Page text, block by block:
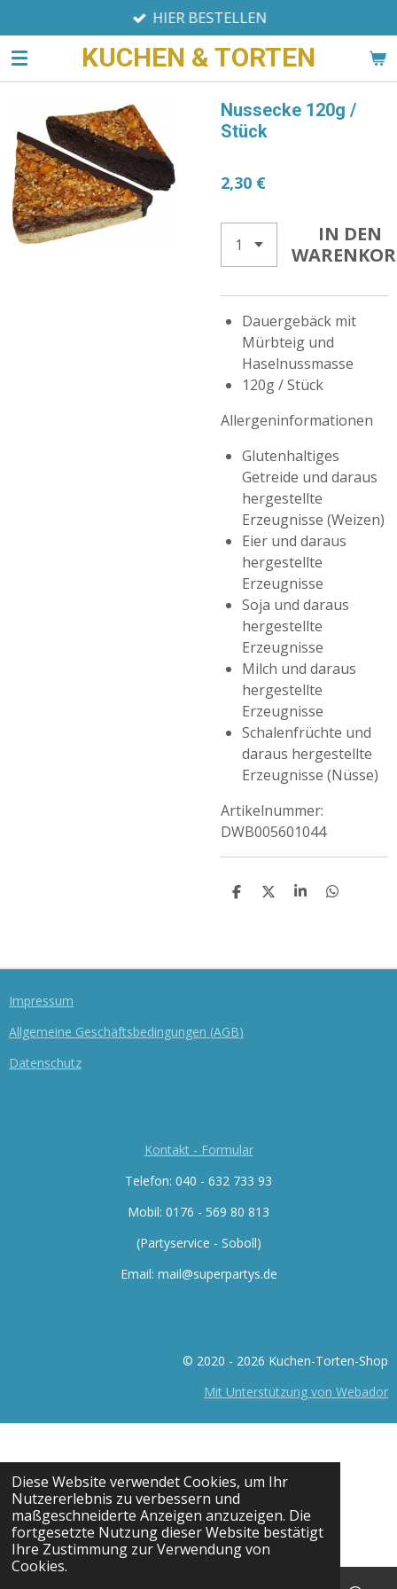
Diese Website verwendet Cookies, um Ihr
Nutzererlebnis zu verbessern und
maßgeschneiderte Anzeigen anzuzeigen. Die
fortgesetzte Nutzung dieser Website bestätigt
Ihre Zustimmung zur Verwendung von
Cookies.
Hauptinhalt
springen
KUCHEN & TORTEN
HIER BESTELLEN
Nussecke 120g /
Stück
2,30 €
IN DEN
Dauergebäck mit
Mürbteig und
Haselnussmasse
120g / Stück
Allergeninformationen
Glutenhaltiges
Getreide und daraus
hergestellte
Erzeugnisse (Weizen)
Eier und daraus
hergestellte
Erzeugnisse
Soja und daraus
hergestellte
Erzeugnisse
Milch und daraus
hergestellte
Erzeugnisse
Schalenfrüchte und
daraus hergestellte
Erzeugnisse (Nüsse)
Artikelnummer:
DWB005601044
T
N
T
N
T
N
T
N
Impressum
Allgemeine Geschäftsbedingungen (AGB)
Datenschutz
Kontakt - Formular
Telefon: 040 - 632 733 93
Mobil: 0176 - 569 80 813
(Partyservice - Soboll)
Email: mail@superpartys.de
© 2020 - 2026 Kuchen-Torten-Shop
Mit Unterstützung von Webador